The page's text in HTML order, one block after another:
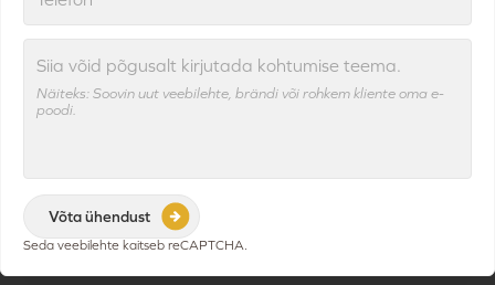
Siia võid põgusalt kirjutada kohtumise teema.
Näiteks: Soovin uut veebilehte, brändi või rohkem kliente oma e-
poodi.
Seda veebilehte kaitseb reCAPTCHA.